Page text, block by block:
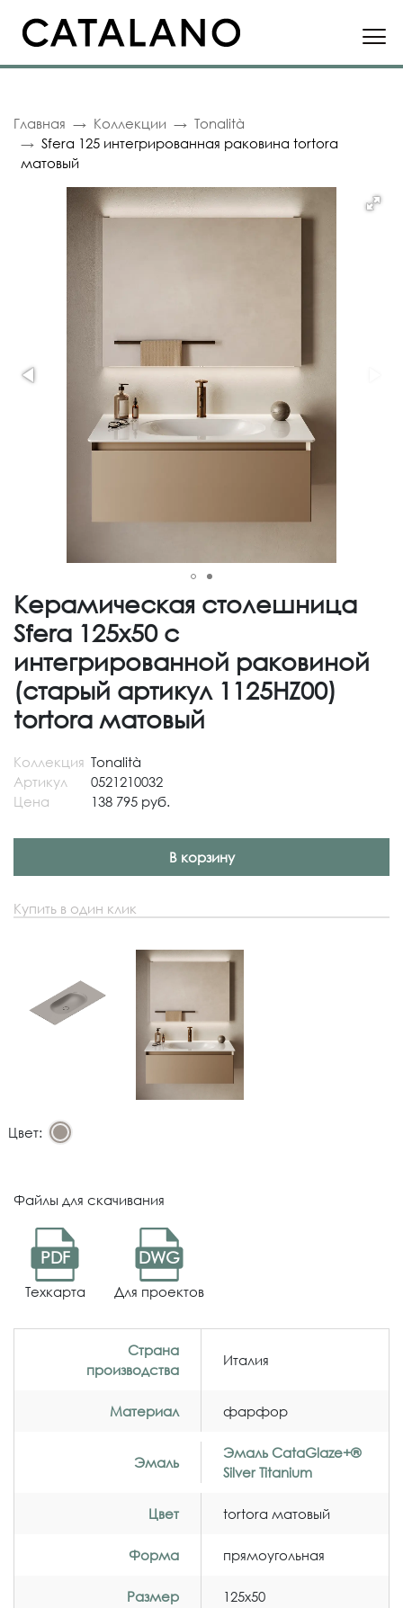
Главная Коллекции
Tonalità
Sfera 125 интегрированная раковина tortora
матовый
Керамическая столешница
Sfera 125x50 с
интегрированной раковиной
(старый артикул 1125HZ00)
tortora матовый
Коллекция Tonalità
Артикул
0521210032
Цена
138 795 руб.
В корзину
Купить в один клик
Цвет:
Файлы для скачивания
PDF
Техкарта
DWG
Для проектов
Страна
производства
Италия
Материал фарфор
Эмаль
Эмаль CataGlaze+®
Silver Titanium
Цвет tortora матовый
Форма прямоугольная
Размер 125x50